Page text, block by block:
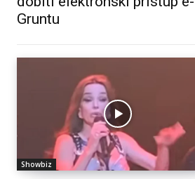
Gruntu
Showbiz